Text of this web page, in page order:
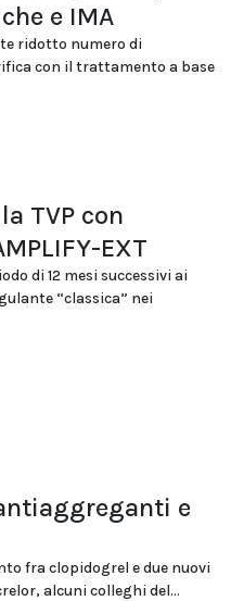
e IMA
ridotto numero di
con il trattamento a base
TVP con
EXT
di 12 mesi successivi ai
“classica” nei
e
fra clopidogrel e due nuovi
alcuni colleghi del...